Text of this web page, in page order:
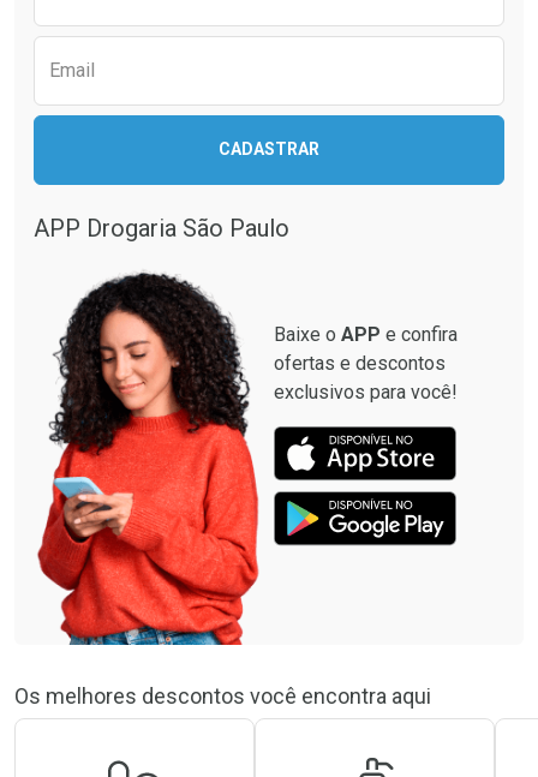
Email
CADASTRAR
APP Drogaria São Paulo
Baixe o APP e confira
ofertas e descontos
exclusivos para você!
Os melhores descontos você encontra aqui